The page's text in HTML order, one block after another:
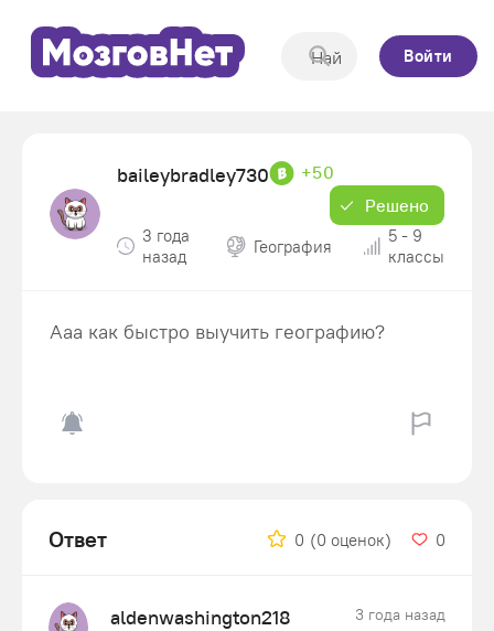
Войти
baileybradley730
+50
Решено
3 года
назад
География
5 - 9
классы
Ааа как быстро выучить географию?
Ответ 0 (0 оценок) 0
aldenwashington218 3 года назад